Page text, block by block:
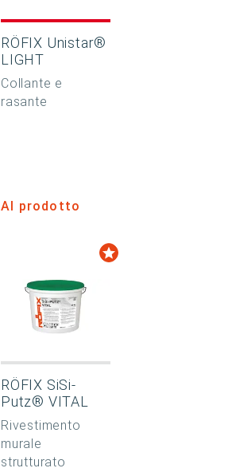
RÖFIX Unistar®
LIGHT
Collante e
rasante
Al prodotto
RÖFIX SiSi-
Putz® VITAL
Rivestimento
murale
strutturato